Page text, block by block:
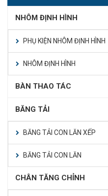
NHÔM ĐỊNH HÌNH
PHỤ KIỆN NHÔM ĐỊNH HÌNH
NHÔM ĐỊNH HÌNH
BÀN THAO TÁC
BĂNG TẢI
BĂNG TẢI CON LĂN XẾP
BĂNG TẢI CON LĂN
CHÂN TĂNG CHỈNH